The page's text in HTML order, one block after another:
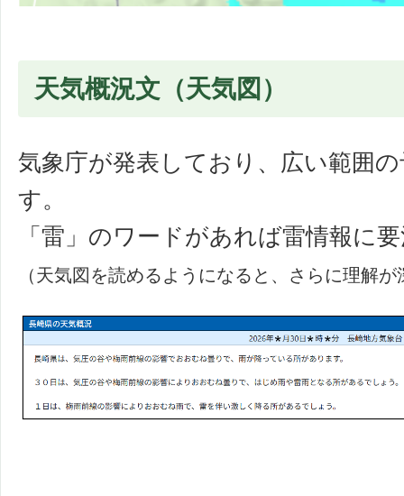
天気概況文（天気図）
気象庁が発表しており、広い範囲
す。
「雷」のワードがあれば雷情報に
（天気図を読めるようになると、さらに理解